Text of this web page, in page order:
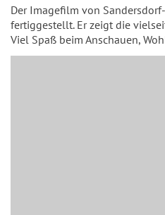
Der Imagefilm von
fertiggestellt. Er zeigt die
Viel Spaß beim Anschauen,